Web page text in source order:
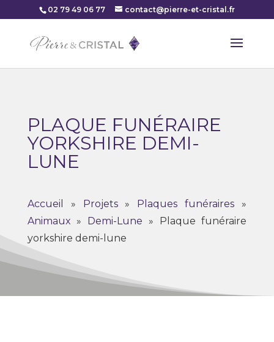
02 79 49 06 77 contact@pierre-et-cristal.fr
PLAQUE FUNÉRAIRE
YORKSHIRE DEMI-
LUNE
Accueil » Projets» Plaques funéraires »
Animaux » Demi-Lune » Plaque funéraire
yorkshire demi-lune